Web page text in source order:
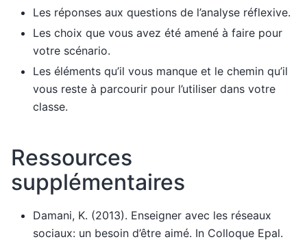
Les réponses aux questions de l’analyse réflexive.
Les choix que vous avez été amené à faire pour
votre scénario.
Les éléments qu’il vous manque et le chemin qu’il
vous reste à parcourir pour l’utiliser dans votre
classe.
Ressources
supplémentaires
Damani, K. (2013). Enseigner avec les réseaux
sociaux: un besoin d’être aimé. In Colloque Epal.